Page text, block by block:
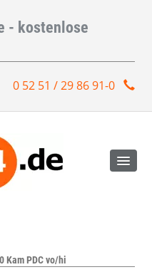
- kostenlose
0 52 51 / 29 86 91-0
Kam PDC vo/hi